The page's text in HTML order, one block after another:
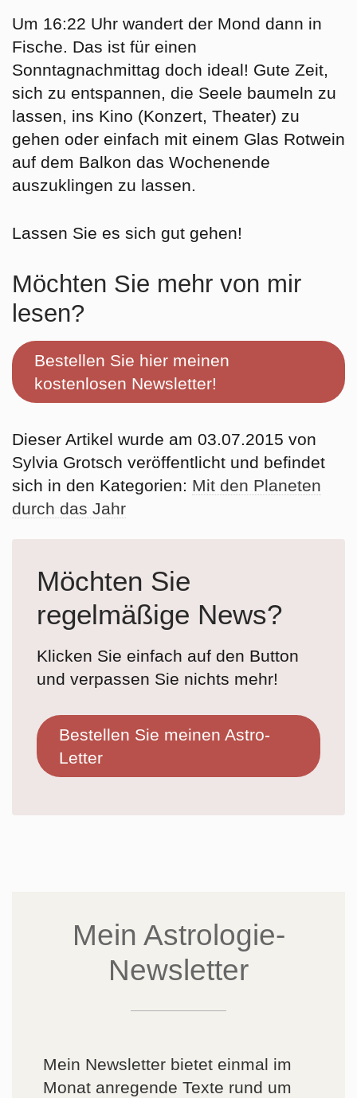
Um 16:22 Uhr wandert der Mond dann in
Fische. Das ist für einen
Sonntagnachmittag doch ideal! Gute Zeit,
sich zu entspannen, die Seele baumeln zu
lassen, ins Kino (Konzert, Theater) zu
gehen oder einfach mit einem Glas Rotwein
auf dem Balkon das Wochenende
auszuklingen zu lassen.
Lassen Sie es sich gut gehen!
Möchten Sie mehr von mir
lesen?
Bestellen Sie hier meinen
kostenlosen Newsletter!
Dieser Artikel wurde am 03.07.2015 von
Sylvia Grotsch veröffentlicht und befindet
sich in den Kategorien: Mit den Planeten
durch das Jahr
Möchten Sie
regelmäßige News?
Klicken Sie einfach auf den Button
und verpassen Sie nichts mehr!
Bestellen Sie meinen Astro-
Letter
Mein Astrologie-
Newsletter
Mein Newsletter bietet einmal im
Monat anregende Texte rund um